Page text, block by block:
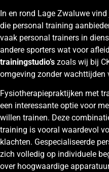
In en rond Lage Zwaluwe
die personal training
vaak personal trainers in
andere sporters wat voor
trainingstudio’s zoals wij bij
omgeving zonder wachttijden
Fysiotherapiepraktijken met
een interessante optie voor
willen trainen. Deze
training is vooral waardevol
klachten. Gespecialiseerde
zich volledig op individuele
over hoogwaardige